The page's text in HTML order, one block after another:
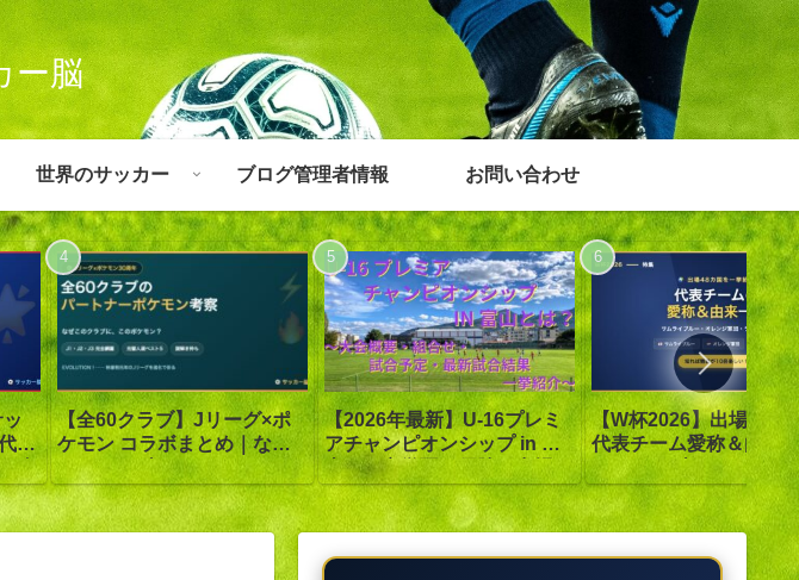
ー脳
世界のサッカー ブログ管理者情報 お問い合わせ
表
超
”を
【全60クラブ】Jリーグ×ポ
ケモン コラボまとめ｜なぜ
このクラブにこのポケモン？
理由を徹底考察
【2026年最新】U-16プレミ
アチャンピオンシップ in 富
山｜日章学園が優勝！出場20
チーム・組合せ・日程・全試
合結果
【W杯2026】出場48カ
代表チーム愛称＆由来
サムライブルー・オレ
団…全網羅